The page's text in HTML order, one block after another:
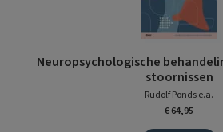
Neuropsychologische
stoornissen
Rudolf Ponds e.a.
€ 64,95